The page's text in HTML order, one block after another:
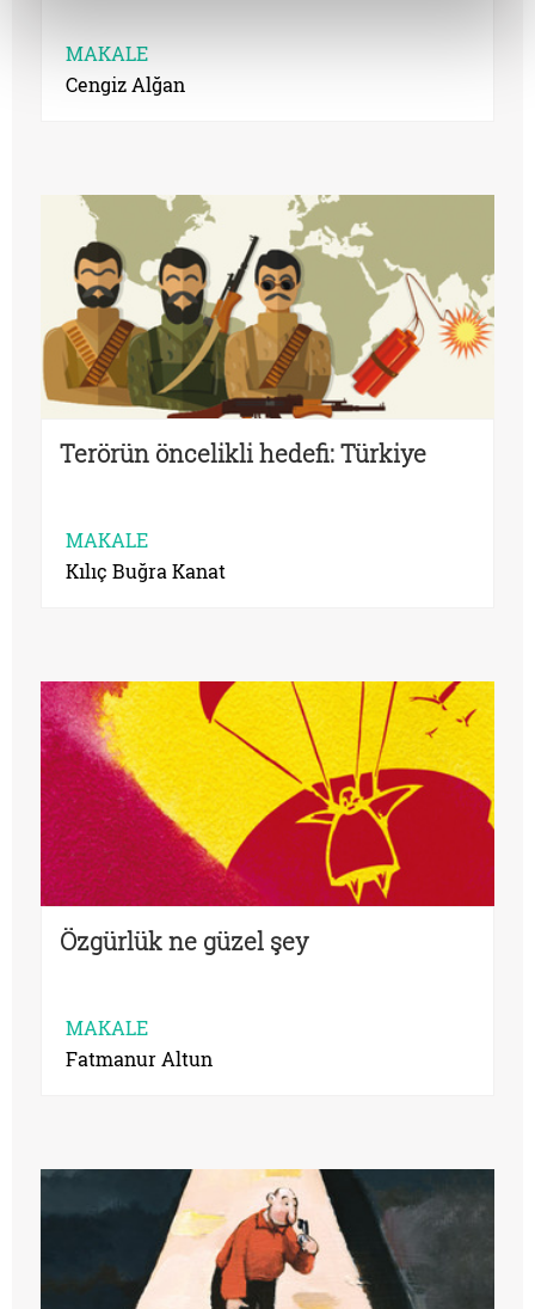
MAKALE
Cengiz Alğan
Terörün öncelikli hedefi: Türkiye
MAKALE
Kılıç Buğra Kanat
Özgürlük ne güzel şey
MAKALE
Fatmanur Altun